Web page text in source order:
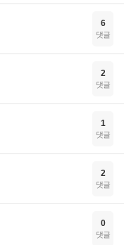
6
댓글
2
댓글
1
댓글
2
댓글
0
댓글